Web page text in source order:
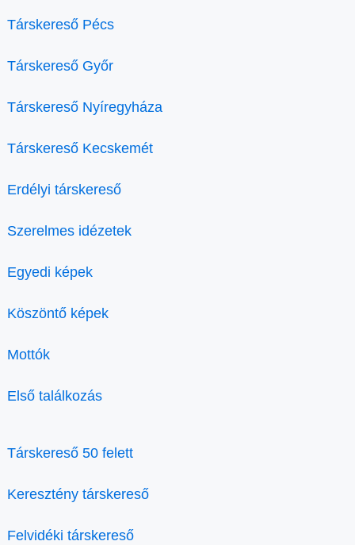
Társkereső Pécs
Társkereső Győr
Társkereső Nyíregyháza
Társkereső Kecskemét
Erdélyi társkereső
Szerelmes idézetek
Egyedi képek
Köszöntő képek
Mottók
Első találkozás
Társkereső 50 felett
Keresztény társkereső
Felvidéki társkereső